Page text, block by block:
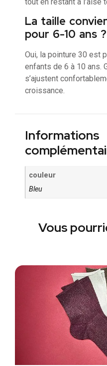
La taille
pour 6-10 ans ?
Oui, la pointure 30 est
enfants de 6 à 10 ans.
s’ajustent
croissance.
Informations
couleur
Bleu
Vous